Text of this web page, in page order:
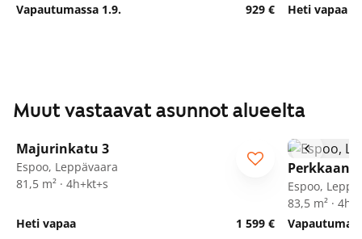
Vapautumassa 1.9. 929 €
Heti vapaa
Muut vastaavat asunnot alueelta
Majurinkatu 3
Espoo, Leppävaara
81,5 m² · 4h+kt+s
Heti vapaa 1 599 €
Espoo,
83,5 m² ·